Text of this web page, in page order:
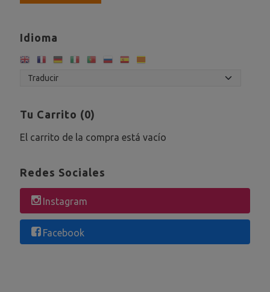
Idioma
Tu Carrito (0)
El carrito de la compra está vacío
Redes Sociales
Instagram
Facebook